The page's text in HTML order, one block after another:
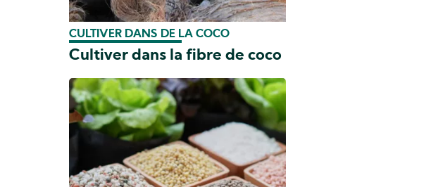
CULTIVER DANS DE LA COCO
Cultiver dans la fibre de coco